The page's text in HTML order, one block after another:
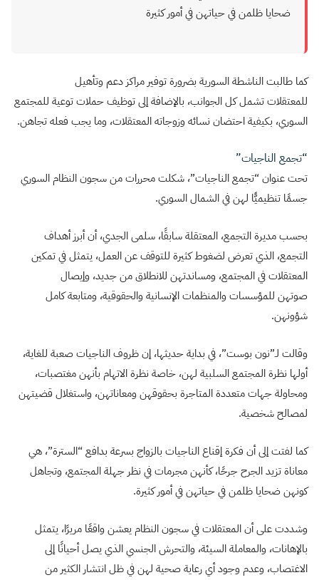
ضحايا ظلمن في حياتهن في أمور كثيرة
كما طالبت الناشطة السورية بضرورة توفير مراكز دعم وتأهيل
للمعتقلات تشمل كل الجوانب، بالإضافة إلى توظيف حملات توعية للمجتمع
السوري، بكيفية احتضان نسائه وزوجاته المعتقلات، وما يجب فعله تجاهن.
“تجمع الناجيات”
تحت عنوان “تجمع الناجيات”، شكلت محررات من سجون النظام السوري
جسمًا تنظيميًّا لهن في الشمال السوري.
بحسب مديرة التجمع، المعتقلة سابقًا، سلمى الجدي، أن أبرز أهداف
التجمع، الذي تعرض لضغوط كثيرة للتوقف عن العمل، يتمثل في تمكين
المعتقلات في المجتمع، ومساندتهن للانطلاق من جديد، وإيصال
صوتهن للمؤسسات والمنظمات الإنسانية والحقوقية، ومتابعة كامل
شؤونهن.
وقالت لـ”نون بوست”، في بداية حديثها، إن ظروف الناجيات صعبة للغاية،
أولها نظرة المجتمع السلبية لهن، خاصة نظرة الاتهام بأنهن مغتصبات،
ومحاولة جهات متعددة المتاجرة بحقوقهن ومعاناتهن، واستغلال قضيتهن
لمصالح شخصية.
كما لفتت إلى أن فكرة إقناع الناجيات بالزواج بسرعة بدافع “السترة”، هي
معاناة تزيد الجرح جرحًا، كأنهن مجرمات في نظر جهلة المجتمع، وتجاهل
كونهن ضحايا ظلمن في حياتهن في أمور كثيرة.
وشددت على أن المعتقلات في سجون النظام يعشن واقعًا مريرًا، يتمثل
بالإهانات، والمعاملة السيئة، والتحرش الجنسي الذي يصل أحيانًا إلى
الاغتصاب، وعدم وجود أي رعاية صحية لهن في ظل انتشار الكثير من